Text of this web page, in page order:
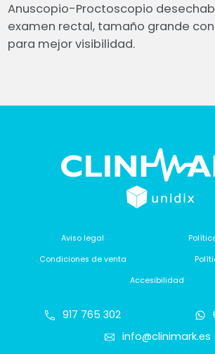
Anuscopio-Proctoscopio
examen rectal, tamaño grande
para mejor visibilidad.
Aviso legal
Condiciones de venta
Accesibilidad
917 765 302
info@clinimark.es